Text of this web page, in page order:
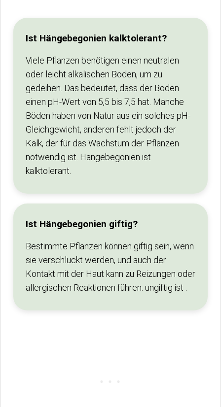
Ist Hängebegonien kalktolerant?
Viele Pflanzen benötigen einen neutralen
oder leicht alkalischen Boden, um zu
gedeihen. Das bedeutet, dass der Boden
einen pH-Wert von 5,5 bis 7,5 hat. Manche
Böden haben von Natur aus ein solches pH-
Gleichgewicht, anderen fehlt jedoch der
Kalk, der für das Wachstum der Pflanzen
notwendig ist. Hängebegonien ist
kalktolerant.
Ist Hängebegonien giftig?
Bestimmte Pflanzen können giftig sein, wenn
sie verschluckt werden, und auch der
Kontakt mit der Haut kann zu Reizungen oder
allergischen Reaktionen führen. ungiftig ist .